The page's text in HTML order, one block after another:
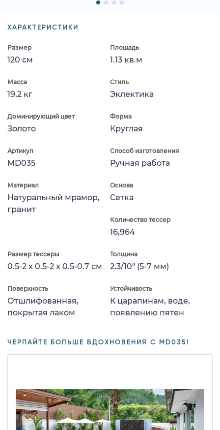
ХАРАКТЕРИСТИКИ
Размер
120 см
Площадь
1.13 кв.м
Масса
19,2 кг
Стиль
Эклектика
Доминирующий цвет
Золото
Форма
Круглая
Артикул
MD035
Способ изготовления
Ручная работа
Материал
Натуральный мрамор,
гранит
Основа
Сетка
Количество тессер
16,964
Размер тессеры
0.5-2 x 0.5-2 x 0.5-0.7 см
Толщина
2.3/10" (5-7 мм)
Поверхность
Отшлифованная,
покрытая лаком
Устойчивость
К царапинам, воде,
появлению пятен
ЧЕРПАЙТЕ БОЛЬШЕ ВДОХНОВЕНИЯ С MD035!